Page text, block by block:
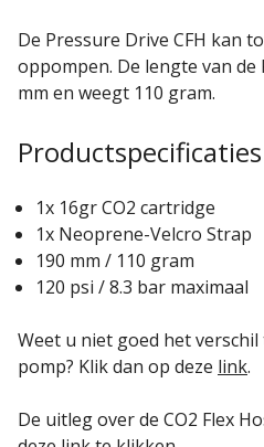
De Pressure Drive CFH kan
oppompen. De lengte van de
mm en weegt 110 gram.
Productspecificaties
1x 16gr CO2 cartridge
1x Neoprene-Velcro Strap
190 mm / 110 gram
120 psi / 8.3 bar maximaal
Weet u niet goed het
pomp? Klik dan op deze link.
De uitleg over de CO2 Flex